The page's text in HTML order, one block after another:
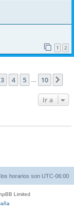
1 2
de 10
3 4 5 10
Ir a
horarios son UTC-06:00
Limited